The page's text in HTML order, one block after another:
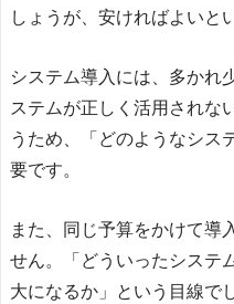
しょうが、安ければよいと
システム導入には、多かれ
ステムが正しく活用されな
うため、「どのようなシス
要です。
また、同じ予算をかけて導
せん。「どういったシステ
大になるか」という目線で